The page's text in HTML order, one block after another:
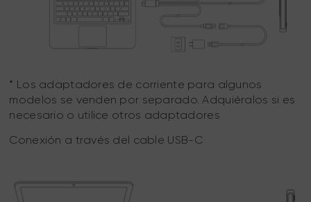
* Los adaptadores de corriente para algunos
modelos se venden por separado. Adquiéralos si es
necesario o utilice otros adaptadores
Conexión a través del cable USB-C